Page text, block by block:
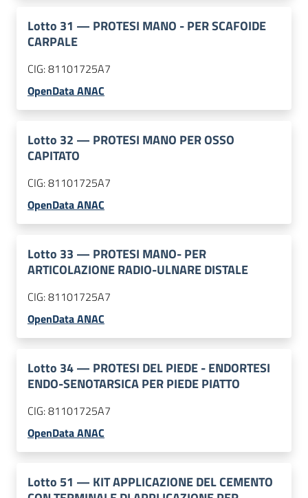
Lotto 31 — PROTESI MANO - PER SCAFOIDE
CARPALE
CIG:81101725A7
OpenData ANAC
Lotto 32 — PROTESI MANO PER OSSO
CAPITATO
CIG:81101725A7
OpenData ANAC
Lotto 33 — PROTESI MANO- PER
ARTICOLAZIONE RADIO-ULNARE DISTALE
CIG:81101725A7
OpenData ANAC
Lotto 34— PROTESI DEL PIEDE - ENDORTESI
ENDO-SENOTARSICA PER PIEDE PIATTO
CIG:81101725A7
OpenData ANAC
Lotto 51 — KIT APPLICAZIONE DEL CEMENTO